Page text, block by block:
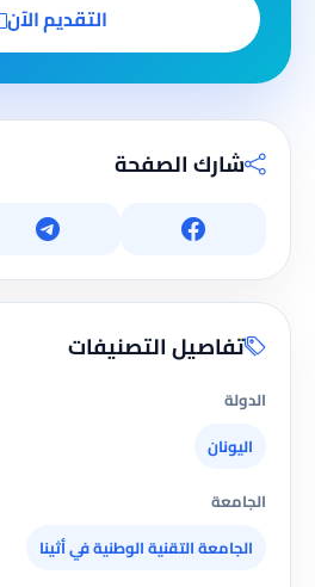
التقديم الآن
شارك الصفحة
تفاصيل التصنيفات
الدولة
اليونان
الجامعة
الجامعة التقنية الوطنية في أثينا